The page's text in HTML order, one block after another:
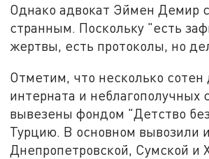
Однако адвокат Эймен Демир
странным. Поскольку "есть
жертвы, есть протоколы, но
Отметим, что несколько сотен
интерната и неблагополучных
вывезены фондом "Детство
Турцию. В основном вывозили
Днепропетровской, Сумской и